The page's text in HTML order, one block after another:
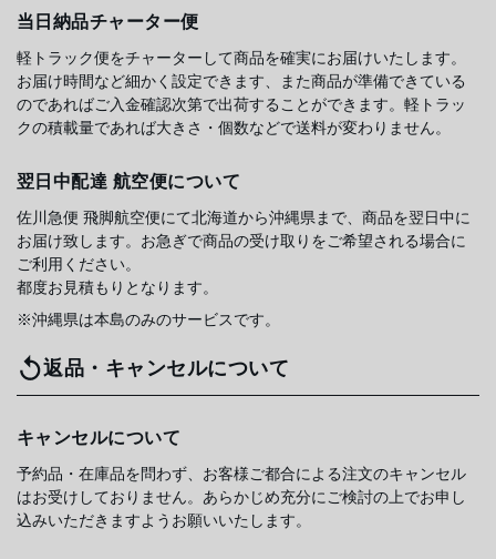
当日納品チャーター便
軽トラック便をチャーターして商品を確実にお届けいたします。
お届け時間など細かく設定できます、また商品が準備できている
のであればご入金確認次第で出荷することができます。軽トラッ
クの積載量であれば大きさ・個数などで送料が変わりません。
翌日中配達 航空便について
佐川急便 飛脚航空便にて北海道から沖縄県まで、商品を翌日中に
お届け致します。お急ぎで商品の受け取りをご希望される場合に
ご利用ください。
都度お見積もりとなります。
※沖縄県は本島のみのサービスです。
返品・キャンセルについて
キャンセルについて
予約品・在庫品を問わず、お客様ご都合による注文のキャンセル
はお受けしておりません。あらかじめ充分にご検討の上でお申し
込みいただきますようお願いいたします。